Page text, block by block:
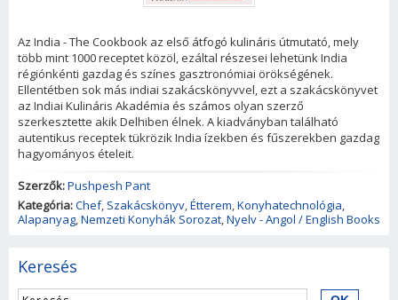
Az India - The Cookbook az első átfogó kulináris útmutató, mely
több mint 1000 receptet közöl, ezáltal részesei lehetünk India
régiónkénti gazdag és színes gasztronómiai örökségének.
Ellentétben sok más indiai szakácskönyvvel, ezt a szakácskönyvet
az Indiai Kulináris Akadémia és számos olyan szerző
szerkesztette akik Delhiben élnek. A kiadványban található
autentikus receptek tükrözik India ízekben és fűszerekben gazdag
hagyományos ételeit.
Szerzők:Pushpesh Pant
Kategória:Chef, Szakácskönyv,Étterem,Konyhatechnológia,
Alapanyag,Nemzeti Konyhák Sorozat,Nyelv - Angol / English Books
Keresés